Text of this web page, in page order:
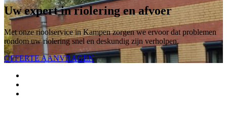
Uw expert in riolering en afvoer
Met onze rioolservice in Kampen zorgen we ervoor dat problemen
rondom uw riolering snel en deskundig zijn verholpen.
OFFERTE AANVRAGEN